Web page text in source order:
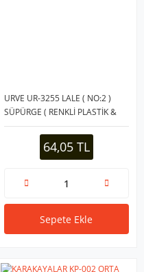
URVE UR-3255 LALE ( NO:2 )
SÜPÜRGE ( RENKLİ PLASTİK &
SAPTAK SAPLI )*30
64,05 TL
Sepete Ekle